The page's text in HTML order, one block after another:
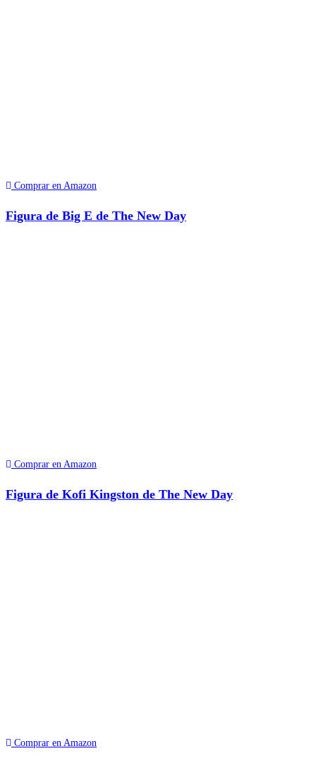
Comprar en Amazon
Figura de Big E de The New Day
Comprar en Amazon
Figura de Kofi Kingston de The New Day
Comprar en Amazon